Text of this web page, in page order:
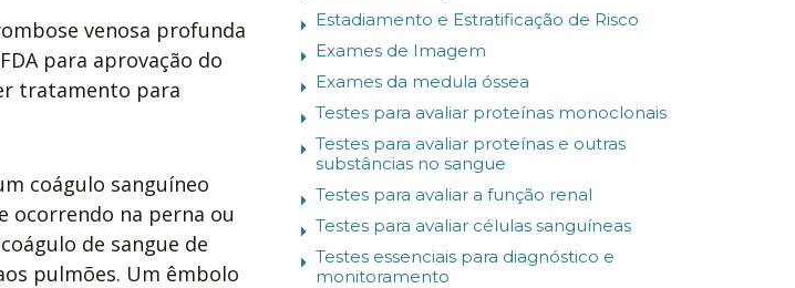
venosa profunda
para aprovação do
tratamento para
coágulo sanguíneo
ocorrendo na perna ou
de sangue de
pulmões. Um êmbolo
Estadiamento e Estratificação de Risco
Exames de Imagem
Exames da medula óssea
Testes para avaliar proteínas monoclonais
Testes para avaliar proteínas e outras
substâncias no sangue
Testes para avaliar a função renal
Testes para avaliar células sanguíneas
Testes essenciais para diagnóstico e
monitoramento